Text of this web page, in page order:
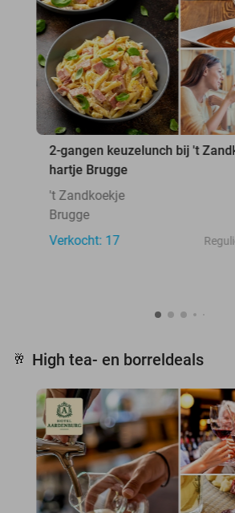
2-gangen keuzelunch bij 't
hartje Brugge
't Zandkoekje
Brugge
Verkocht: 17
🥂 High tea- en borreldeals